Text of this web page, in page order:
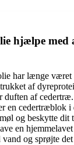
hjælpe med
har længe været
af
duften af
en cedertræblok i
og beskytte dit
en
vand og sprøjte